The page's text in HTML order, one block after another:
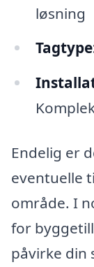
løsning
Endelig er
eventuelle
område. I
for
påvirke din